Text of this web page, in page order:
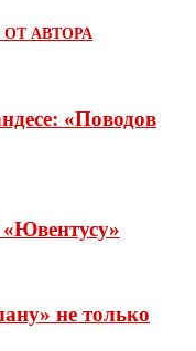
АВТОРА
«Поводов
не только